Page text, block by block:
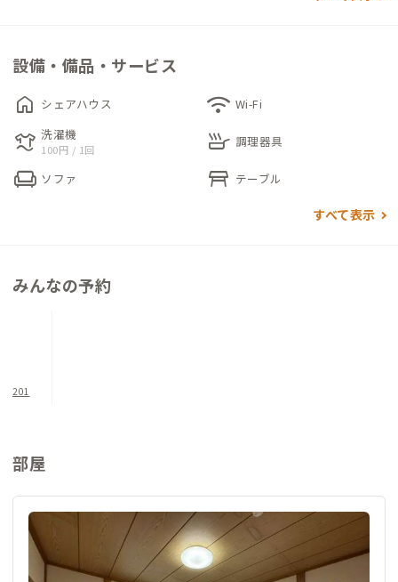
ームな雰囲気が漂い、まるで田舎のおばあちゃんの家に帰って
2階にある個室にはシングルベッドとデスク・チェアを備えてお
り、静かな環境の中で仕事や読書にも集中できる空間です。同伴
者がいる場合は、マットレスを敷いての宿泊も可能で、簡易的な
がら内鍵・外鍵も設けられており安心です。
徒歩圏内には、定食屋やお菓子屋、精肉店、スーパー、日用品
たりとした時間が流れるこの家で、長期滞在も心地よく過ごすこ
設備・備品・サービス
home シェアハウス wifi Wi-Fi
laundry 洗濯機
100円 / 1回 skillet 調理器具
chair ソファ table_restaurant テーブル
すべて表示
みんなの予約
201
部屋